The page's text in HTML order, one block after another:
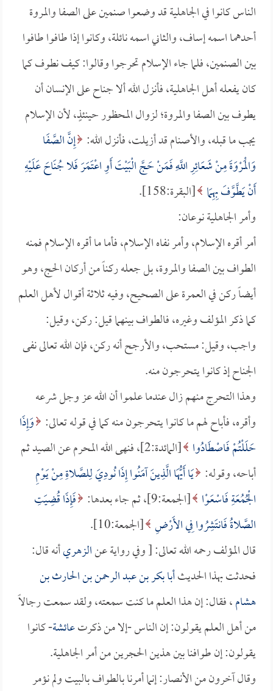
الناس كانوا في الجاهلية قد وضعوا صنمين على الصفا والمروة
أحدهما اسمه إساف، والثاني اسمه نائلة، وكانوا إذا طافوا طافوا
بين الصنمين، فلما جاء الإسلام تحرجوا وقالوا: كيف نطوف كما
كان يفعله أهل الجاهلية، فأنزل الله ألا جناح على الإنسان أن
يطوف بين الصفا والمروة؛ لزوال المحظور حينئذٍ، لأن الإسلام
يجب ما قبله، والأصنام قد أزيلت، فأنزل الله: إِنَّ الصَّفَا
وَالْمَرْوَةَ مِنْ شَعَائِرِ اللَّهِ فَمَنْ حَجَّ الْبَيْتَ أَوِ اعْتَمَرَ فَلا جُنَاحَ عَلَيْهِ
أَنْ يَطَّوَّفَ بِهِمَا [البقرة:158].
وأمر الجاهلية نوعان:
أمر أقره الإسلام، وأمر نفاه الإسلام، فأما ما أقره الإسلام فمنه
الطواف بين الصفا والمروة، بل جعله ركناً من أركان الحج، وهو
أيضاً ركن في العمرة على الصحيح، وفيه ثلاثة أقوال لأهل العلم
كما ذكر المؤلف وغيره، فالطواف بينهما قيل: ركن، وقيل:
واجب، وقيل: مستحب، والأرجح أنه ركن، فإن الله تعالى نفى
الجناح إذ كانوا يتحرجون منه.
وهذا التحرج منهم زال عندما علموا أن الله عز وجل شرعه
وأقره، فأباح لهم ما كانوا يتحرجون منه كما في قوله تعالى: وَإِذَا
حَلَلْتُمْ فَاصْطَادُوا
[المائدة:2]، فنهى الله المحرم عن الصيد ثم
أباحه، وقوله: يَا أَيُّهَا الَّذِينَ آمَنُوا إِذَا نُودِيَ لِلصَّلاةِ مِنْ يَوْمِ
الْجُمُعَةِ فَاسْعَوْا [الجمعة:9]، ثم جاء بعدها:
فَإِذَا قُضِيَتِ
الصَّلاةُ فَانتَشِرُوا فِي الأَرْضِ [الجمعة:10].
قال المؤلف رحمه الله تعالى: [ وفي رواية عنالزهريأنه قال:
فحدثت بهذا الحديثأبا بكر بن عبد الرحمن بن الحارث بن
هشام، فقال: إن هذا العلم ما كنت سمعته، ولقد سمعت رجالاً
من أهل العلم يقولون: إن الناس -إلا من ذكرتعائشة- كانوا
يقولون: إن طوافنا بين هذين الحجرين من أمر الجاهلية.
وقال آخرون من الأنصار: إنما أمرنا بالطواف بالبيت ولم نؤمر